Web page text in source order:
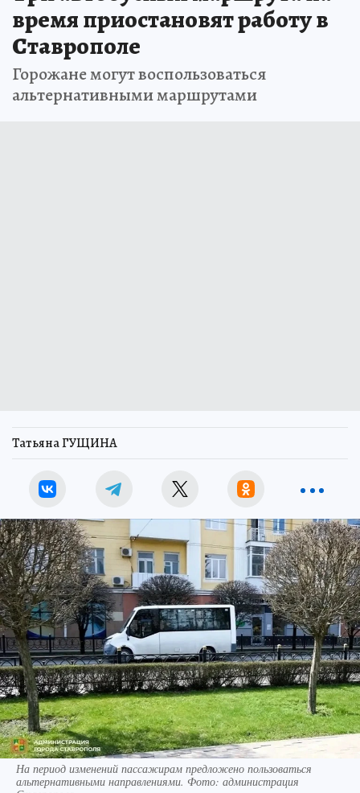
время приостановят работу в
Ставрополе
Горожане могут воспользоваться
альтернативными маршрутами
Татьяна ГУЩИНА
На период изменений пассажирам предложено пользоваться
альтернативными направлениями. Фото: администрация